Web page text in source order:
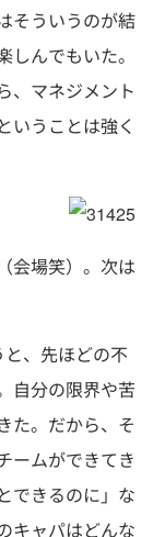
そういうのが結
んでもいた。
、マネジメント
いうことは強く
会場笑）。次は
、先ほどの不
自分の限界や苦
た。だから、そ
ームができてき
できるのに」な
キャパはどんな